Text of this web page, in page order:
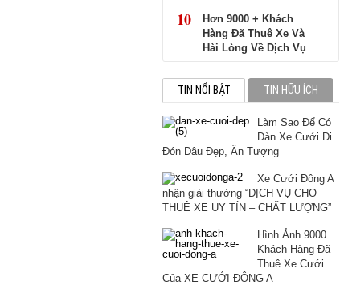
10
Hơn 9000 + Khách
Hàng Đã Thuê Xe Và
Hài Lòng Về Dịch Vụ
TIN NỔI BẬT TIN HỮU ÍCH
Làm Sao Để Có
Dàn Xe Cưới Đi
Đón Dâu Đẹp, Ấn Tượng
Xe Cưới Đông A
nhận giải thưởng “DỊCH VỤ CHO
THUÊ XE UY TÍN – CHẤT LƯỢNG”
Hình Ảnh 9000
Khách Hàng Đã
Thuê Xe Cưới
Của XE CƯỚI ĐÔNG A